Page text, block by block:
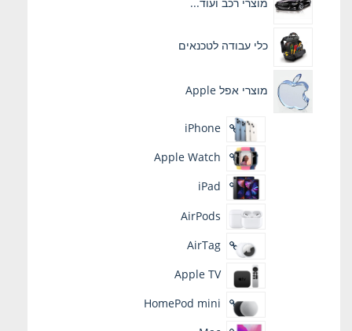
מוצרי רכב ועוד...
כלי עבודה לטכנאים
מוצרי אפל Apple
iPhone
Apple Watch
iPad
AirPods
AirTag
Apple TV
HomePod mini